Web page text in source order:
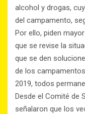
alcohol y drogas,
del campamento,
Por ello, piden
que se revise la
que se den
de los
2019, todos
Desde el Comité de
señalaron que los